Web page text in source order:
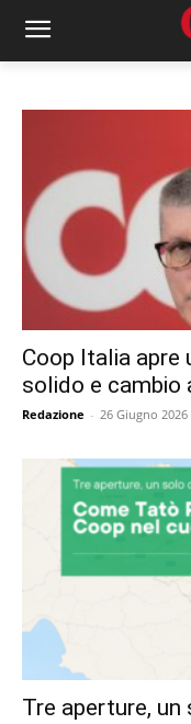
Coop Italia apre
solido e cambio
Redazione - 26 Giugno 2026
Tre aperture,